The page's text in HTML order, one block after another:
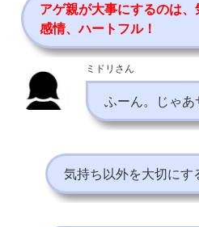
アゲ親が大事にするのは、
感情、ハートフル！
ミドリさん
ふーん。じゃあ
気持ち以外を大切にす